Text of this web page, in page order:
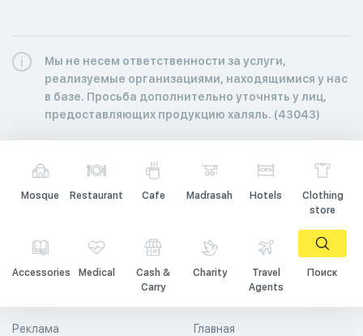
Мы не несем ответственности за услуги,
реализуемые организациями, находящимися у нас
в базе. Просьба дополнительно уточнять у лиц,
предоставляющих продукцию халяль. (43043)
Mosque Restaurant Cafe Madrasah Hotels
Clothing
store
Accessories Medical
Cash &
Carry
Charity
Travel
Agents
Поиск
Главная
Реклама